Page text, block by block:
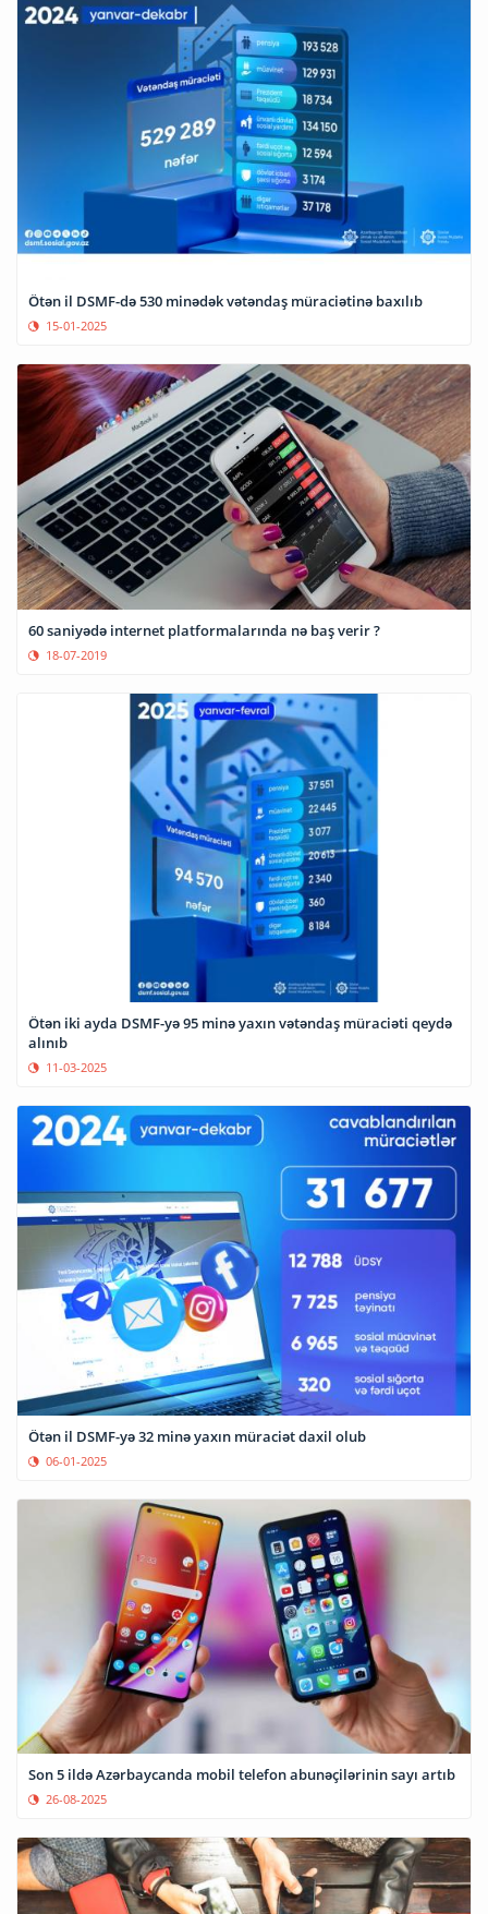
Ötən il DSMF-də 530 minədək vətəndaş müraciətinə baxılıb
15-01-2025
60 saniyədə internet platformalarında nə baş verir ?
18-07-2019
Ötən iki ayda DSMF-yə 95 minə yaxın vətəndaş müraciəti qeydə
alınıb
11-03-2025
Ötən il DSMF-yə 32 minə yaxın müraciət daxil olub
06-01-2025
Son 5 ildə Azərbaycanda mobil telefon abunəçilərinin sayı artıb
26-08-2025